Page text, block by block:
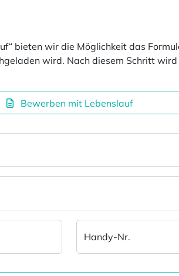
bieten wir die Möglichkeit das
wird. Nach diesem Schritt
Bewerben mit Lebenslauf
Handy-Nr.